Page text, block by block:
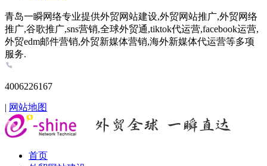
青岛一瞬网络专业提供外贸网站建设,外贸网站推广,外贸网络
推广,谷歌推广,sns营销,全球外贸通,tiktok代运营,facebook运营,
外贸edm邮件营销,外贸新媒体营销,海外新媒体代运营等多项
服务.
4006226167
| 网站地图
首页